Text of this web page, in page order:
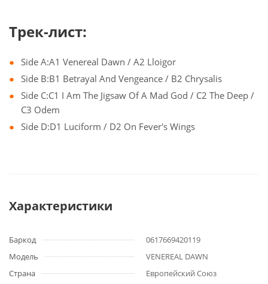
Трек-лист:
Side A:A1 Venereal Dawn / A2 Lloigor
Side B:B1 Betrayal And Vengeance / B2 Chrysalis
Side C:C1 I Am The Jigsaw Of A Mad God / C2 The Deep /
C3 Odem
Side D:D1 Luciform / D2 On Fever's Wings
Характеристики
Баркод
0617669420119
Модель
VENEREAL DAWN
Страна
Европейский Союз